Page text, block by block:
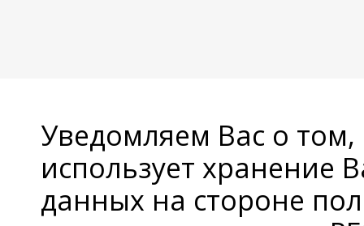
Уведомляем Вас о
использует хранение
данных на стороне